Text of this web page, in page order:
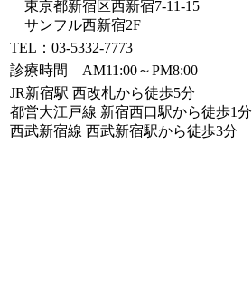
東京都新宿区西新宿7-11-15
サンフル西新宿2F
TEL：03-5332-7773
診療時間 AM11:00～PM8:00
JR新宿駅 西改札から徒歩5分
都営大江戸線 新宿西口駅から徒歩1分
西武新宿線 西武新宿駅から徒歩3分